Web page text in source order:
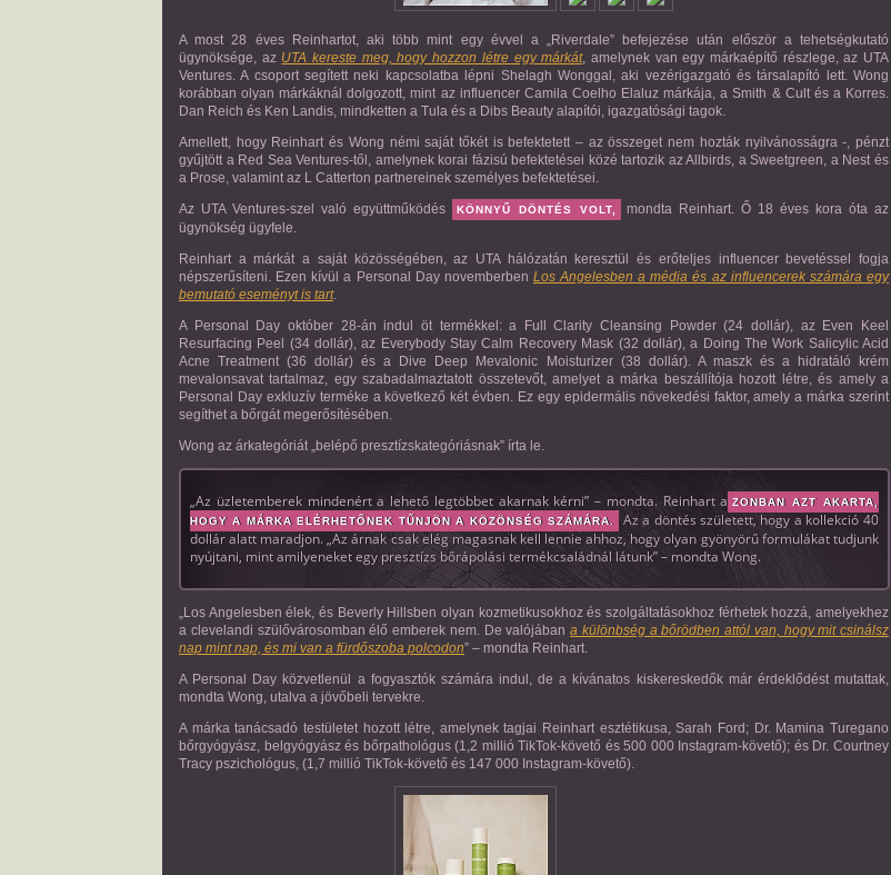
A most 28 éves Reinhartot, aki több mint egy évvel a „Riverdale” befejezése után először a tehetségkutató
ügynöksége, az UTA kereste meg, hogy hozzon létre egy márkát, amelynek van egy márkaépítő részlege, az UTA
Ventures. A csoport segített neki kapcsolatba lépni Shelagh Wonggal, aki vezérigazgató és társalapító lett. Wong
korábban olyan márkáknál dolgozott, mint az influencer Camila Coelho Elaluz márkája, a Smith & Cult és a Korres.
Dan Reich és Ken Landis, mindketten a Tula és a Dibs Beauty alapítói, igazgatósági tagok.
Amellett, hogy Reinhart és Wong némi saját tőkét is befektetett – az összeget nem hozták nyilvánosságra -, pénzt
gyűjtött a Red Sea Ventures-től, amelynek korai fázisú befektetései közé tartozik az Allbirds, a Sweetgreen, a Nest és
a Prose, valamint az L Catterton partnereinek személyes befektetései.
Az UTA Ventures-szel való együttműködés
KÖNNYŰ DÖNTÉS VOLT,
mondta Reinhart. Ő 18 éves kora óta az
ügynökség ügyfele.
Reinhart a márkát a saját közösségében, az UTA hálózatán keresztül és erőteljes influencer bevetéssel fogja
népszerűsíteni. Ezen kívül a Personal Day novemberben Los Angelesben a média és az influencerek számára egy
bemutató eseményt is tart.
A Personal Day október 28-án indul öt termékkel: a Full Clarity Cleansing Powder (24 dollár), az Even Keel
Resurfacing Peel (34 dollár), az Everybody Stay Calm Recovery Mask (32 dollár), a Doing The Work Salicylic Acid
Acne Treatment (36 dollár) és a Dive Deep Mevalonic Moisturizer (38 dollár). A maszk és a hidratáló krém
mevalonsavat tartalmaz, egy szabadalmaztatott összetevőt, amelyet a márka beszállítója hozott létre, és amely a
Personal Day exkluzív terméke a következő két évben. Ez egy epidermális növekedési faktor, amely a márka szerint
segíthet a bőrgát megerősítésében.
Wong az árkategóriát „belépő presztízskategóriásnak” írta le.
„Az üzletemberek mindenért a lehető legtöbbet akarnak kérni” – mondta. Reinhart a ZONBAN AZT AKARTA,
HOGY A MÁRKA ELÉRHETŐNEK TŰNJÖN A KÖZÖNSÉG SZÁMÁRA.
Az a döntés született, hogy a kollekció 40
dollár alatt maradjon. „Az árnak csak elég magasnak kell lennie ahhoz, hogy olyan gyönyörű formulákat tudjunk
nyújtani, mint amilyeneket egy presztízs bőrápolási termékcsaládnál látunk” – mondta Wong.
„Los Angelesben élek, és Beverly Hillsben olyan kozmetikusokhoz és szolgáltatásokhoz férhetek hozzá, amelyekhez
a clevelandi szülővárosomban élő emberek nem. De valójában a különbség a bőrödben attól van, hogy mit csinálsz
nap mint nap, és mi van a fürdőszoba polcodon” – mondta Reinhart.
A Personal Day közvetlenül a fogyasztók számára indul, de a kívánatos kiskereskedők már érdeklődést mutattak,
mondta Wong, utalva a jövőbeli tervekre.
A márka tanácsadó testületet hozott létre, amelynek tagjai Reinhart esztétikusa, Sarah Ford; Dr. Mamina Turegano
bőrgyógyász, belgyógyász és bőrpathológus (1,2 millió TikTok-követő és 500 000 Instagram-követő); és Dr. Courtney
Tracy pszichológus, (1,7 millió TikTok-követő és 147 000 Instagram-követő).